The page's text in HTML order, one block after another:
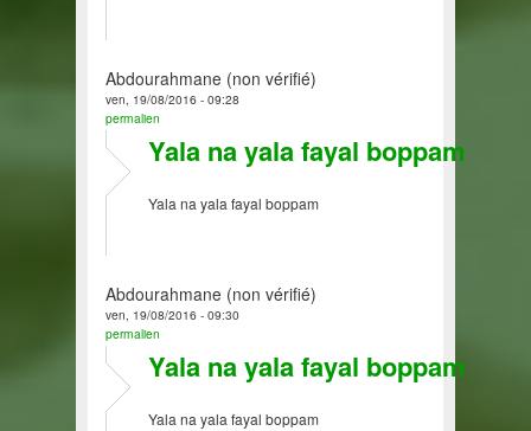
Abdourahmane (non vérifié)
ven, 19/08/2016 - 09:28
permalien
Yala na yala fayal boppam
Yala na yala fayal boppam
Abdourahmane (non vérifié)
ven, 19/08/2016 - 09:30
permalien
Yala na yala fayal boppam
Yala na yala fayal boppam